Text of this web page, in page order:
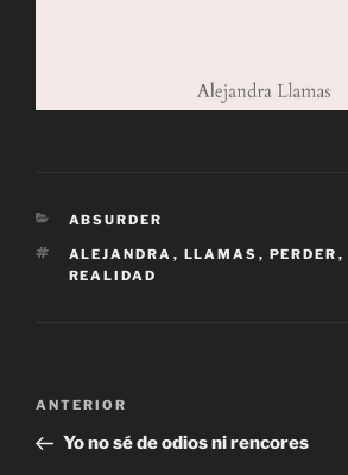
CATEGORÍAS
ABSURDER
ETIQUETAS
ALEJANDRA , LLAMAS , PERDER ,
REALIDAD
Navegación
entradas
Entrada
anterior:
ANTERIOR
Yo no sé de odios ni rencores